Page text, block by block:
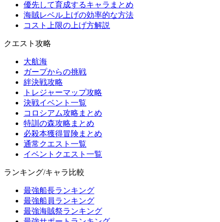
優先して育成するキャラまとめ
海賊レベル上げの効率的な方法
コスト上限の上げ方解説
クエスト攻略
大航海
ガープからの挑戦
絆決戦攻略
トレジャーマップ攻略
決戦イベント一覧
コロシアム攻略まとめ
特訓の森攻略まとめ
必殺本獲得冒険まとめ
通常クエスト一覧
イベントクエスト一覧
ランキング/キャラ比較
最強船長ランキング
最強船員ランキング
最強海賊祭ランキング